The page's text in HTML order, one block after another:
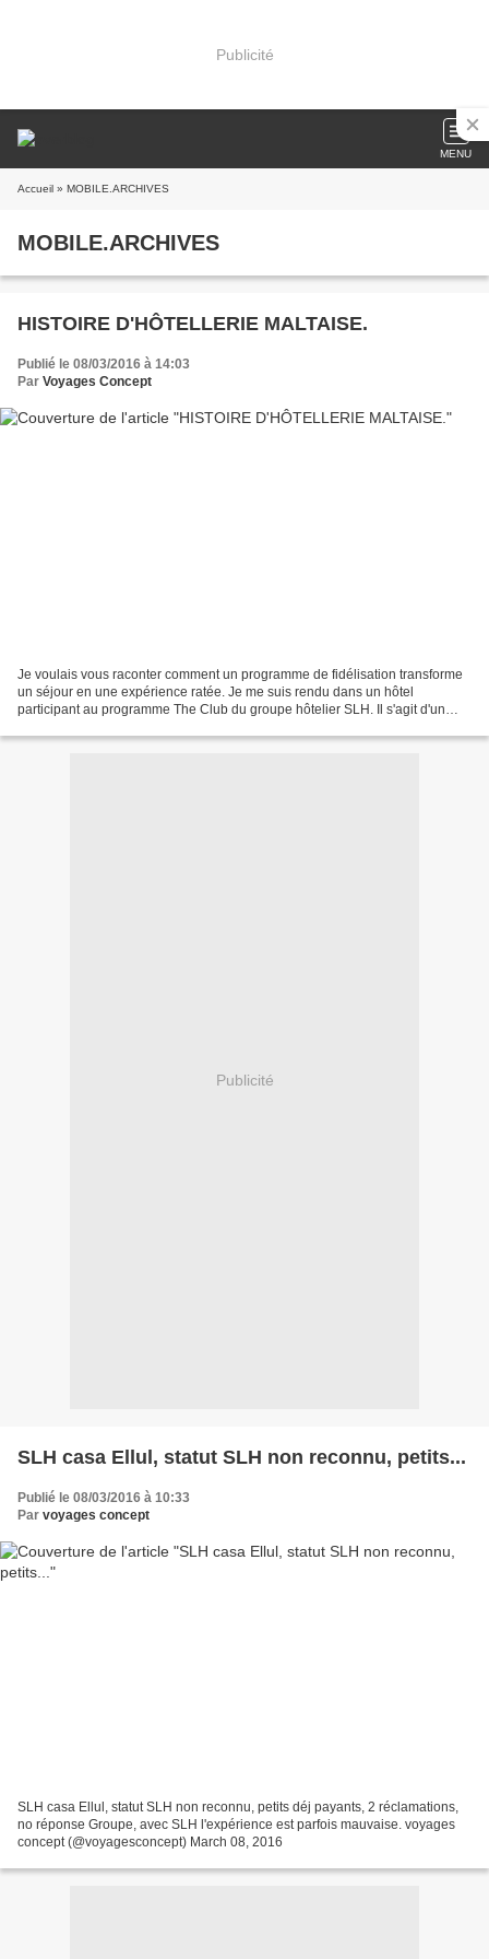
Publicité
MENU
Accueil » MOBILE.ARCHIVES
MOBILE.ARCHIVES
HISTOIRE D'HÔTELLERIE MALTAISE.
Publié le 08/03/2016 à 14:03
Par Voyages Concept
Je voulais vous raconter comment un programme de fidélisation transforme
un séjour en une expérience ratée. Je me suis rendu dans un hôtel
participant au programme The Club du groupe hôtelier SLH. Il s'agit d'un
Publicité
SLH casa Ellul, statut SLH non reconnu, petits...
Publié le 08/03/2016 à 10:33
Par voyages concept
SLH casa Ellul, statut SLH non reconnu, petits déj payants, 2 réclamations,
no réponse Groupe, avec SLH l'expérience est parfois mauvaise. voyages
concept (@voyagesconcept) March 08, 2016